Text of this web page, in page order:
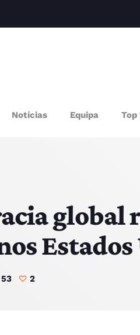
Notícias Equipa Top
global
53 2